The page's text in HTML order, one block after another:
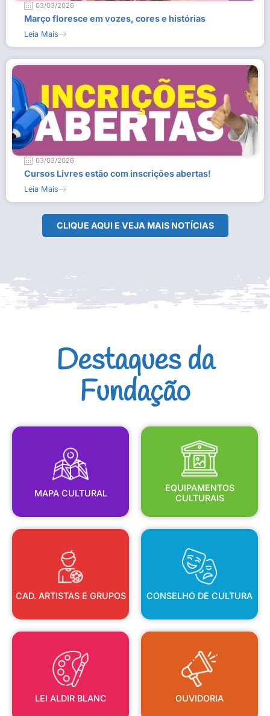
03/03/2026
Março floresce em vozes, cores e histórias
Leia Mais
03/03/2026
Cursos Livres estão com inscrições abertas!
Leia Mais
CLIQUE AQUI E VEJA MAIS NOTÍCIAS
Destaques da
Fundação
MAPA CULTURAL
MAPA CULTURAL
EQUIPAMENTOS
CULTURAIS
EQUIPAMENTOS
CULTURAIS
CAD. ARTISTAS E GRUPOS
CAD. ARTISTAS E GRUPOS
CONSELHO DE CULTURA
CONSELHO DE CULTURA
LEI ALDIR BLANC
LEI ALDIR BLANC
OUVIDORIA
OUVIDORIA